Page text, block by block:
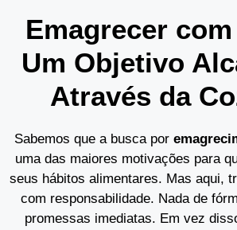
Emagrecer
Um Objetivo
Através da
Sabemos que a busca por
uma das maiores motivações para
seus hábitos alimentares. Mas aqui,
com responsabilidade. Nada de
promessas imediatas. Em vez